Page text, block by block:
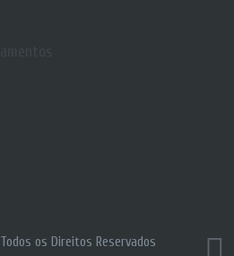
Todos os Direitos Reservados